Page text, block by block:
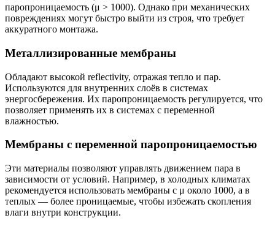
паропроницаемость (μ > 1000). Однако при механических
повреждениях могут быстро выйти из строя, что требует
аккуратного монтажа.
Металлизированные мембраны
Обладают высокой reflectivity, отражая тепло и пар.
Используются для внутренних слоёв в системах
энергосбережения. Их паропроницаемость регулируется, что
позволяет применять их в системах с переменной
влажностью.
Мембраны с переменной паропроницаемостью
Эти материалы позволяют управлять движением пара в
зависимости от условий. Например, в холодных климатах
рекомендуется использовать мембраны с μ около 1000, а в
теплых — более проницаемые, чтобы избежать скопления
влаги внутри конструкции.